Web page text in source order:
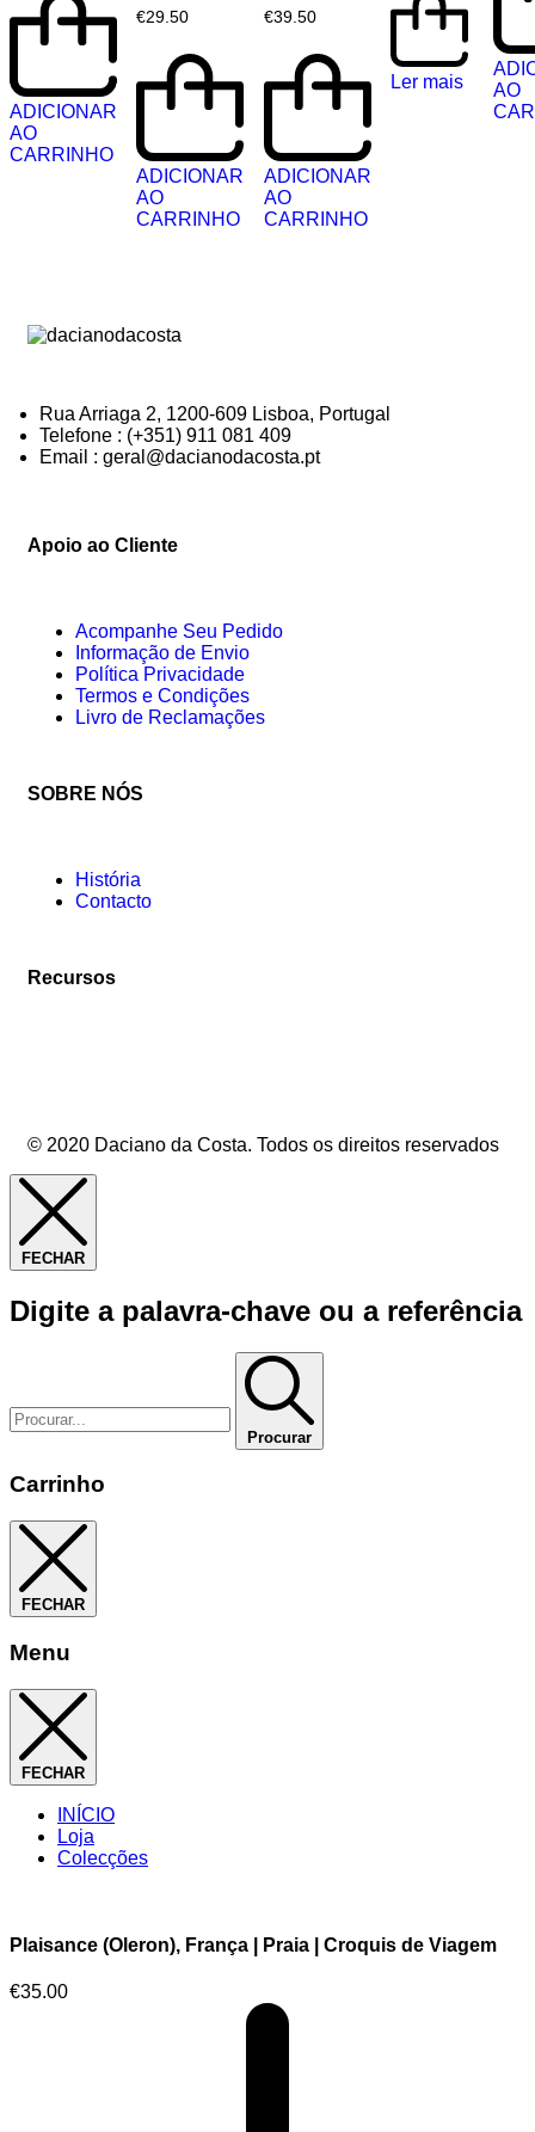
ADICIONAR
AO
CARRINHO
€29.50
ADICIONAR
AO
CARRINHO
€39.50
ADICIONAR
AO
CARRINHO
Ler mais
AO
Rua Arriaga 2, 1200-609 Lisboa, Portugal
Telefone : (+351) 911 081 409
Email : geral@dacianodacosta.pt
Apoio ao Cliente
Acompanhe Seu Pedido
Informação de Envio
Política Privacidade
Termos e Condições
Livro de Reclamações
SOBRE NÓS
História
Contacto
Recursos
© 2020 Daciano da Costa. Todos os direitos reservados
FECHAR
Digite a palavra-chave ou a referência
Procurar
Carrinho
FECHAR
Menu
FECHAR
INÍCIO
Loja
Colecções
Plaisance (Oleron), França | Praia | Croquis de Viagem
€35.00